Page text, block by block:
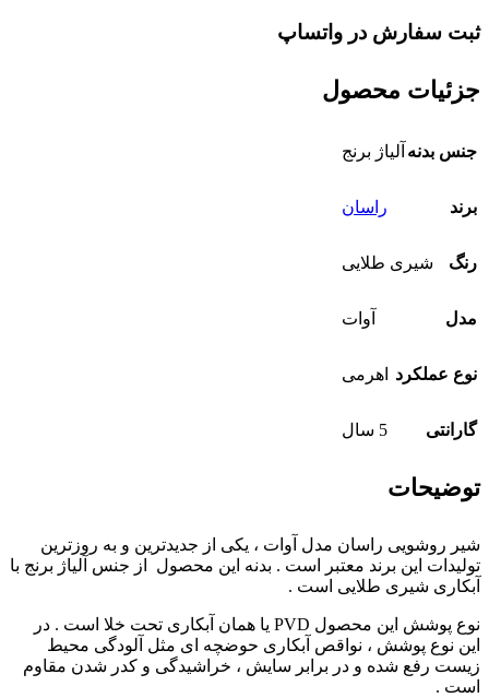
ثبت سفارش در واتساپ
جزئیات محصول
جنس بدنه آلیاژ برنج
برند راسان
رنگ شیری طلایی
مدل آوات
نوع عملکرد اهرمی
گارانتی 5 سال
توضیحات
شیر روشویی راسان مدل آوات ، یکی از جدیدترین و به روزترین
تولیدات این برند معتبر است . بدنه این محصول از جنس آلیاژ برنج با
آبکاری شیری طلایی است .
نوع پوشش این محصول PVD یا همان آبکاری تحت خلا است . در
این نوع پوشش ، نواقص آبکاری حوضچه ای مثل آلودگی محیط
زیست رفع شده و در برابر سایش ، خراشیدگی و کدر شدن مقاوم
است .